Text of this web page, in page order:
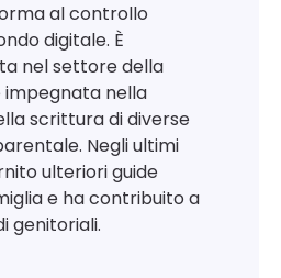
al controllo
digitale. È
nel settore della
impegnata nella
scrittura di diverse
Negli ultimi
ulteriori guide
e ha contribuito a
genitoriali.